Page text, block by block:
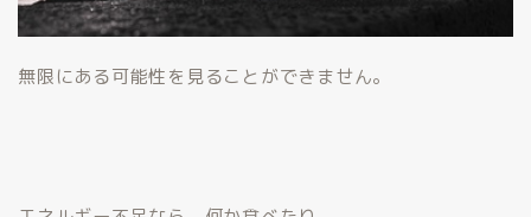
無限にある可能性を見ることができません。